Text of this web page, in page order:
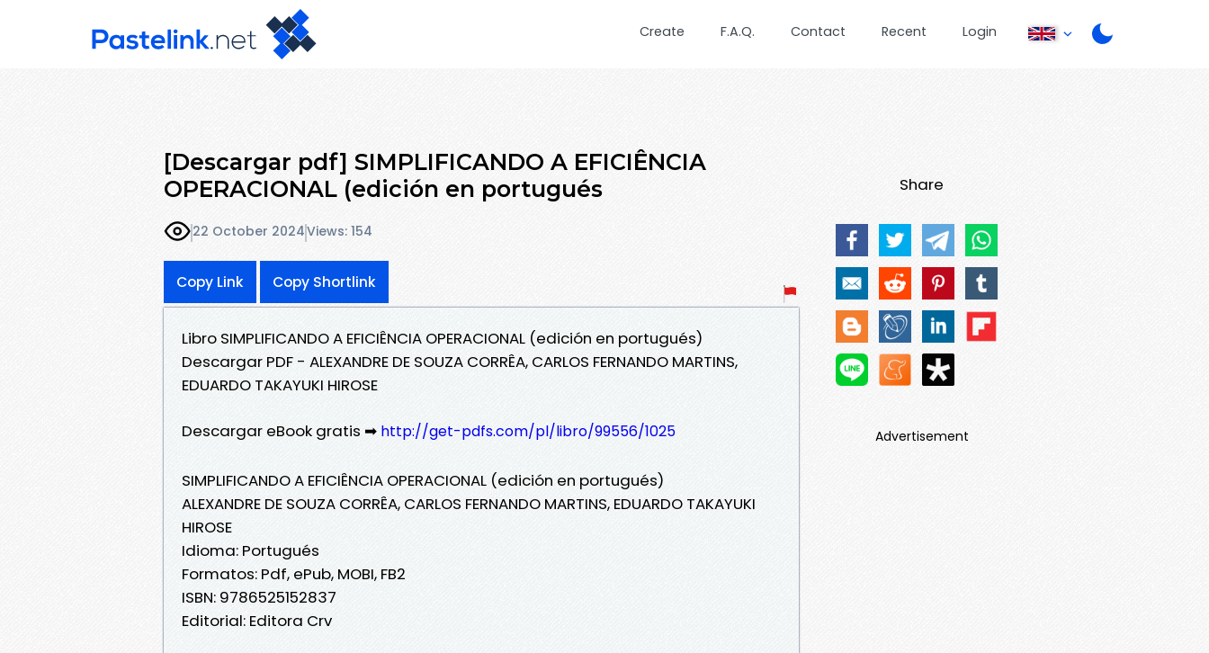
Create F.A.Q. Contact Recent Login
[Descargar pdf] SIMPLIFICANDO A EFICIÊNCIA
OPERACIONAL (edición en portugués
22 October 2024Views: 154
Copy Link Copy Shortlink
Libro SIMPLIFICANDO A EFICIÊNCIA OPERACIONAL (edición en portugués)
Descargar PDF - ALEXANDRE DE SOUZA CORRÊA, CARLOS FERNANDO MARTINS,
EDUARDO TAKAYUKI HIROSE
Descargar eBook gratis ➡ http://get-pdfs.com/pl/libro/99556/1025
SIMPLIFICANDO A EFICIÊNCIA OPERACIONAL (edición en portugués)
ALEXANDRE DE SOUZA CORRÊA, CARLOS FERNANDO MARTINS, EDUARDO TAKAYUKI
HIROSE
Idioma: Portugués
Formatos: Pdf, ePub, MOBI, FB2
ISBN: 9786525152837
Editorial: Editora Crv
Share
Advertisement